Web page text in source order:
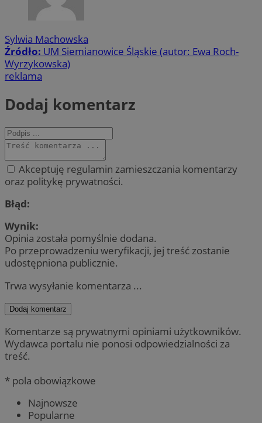
Sylwia Machowska
Źródło: UM Siemianowice Śląskie (autor: Ewa Roch-
Wyrzykowska)
reklama
Dodaj komentarz
Akceptuję regulamin zamieszczania komentarzy
oraz politykę prywatności.
Błąd:
Wynik:
Opinia została pomyślnie dodana.
Po przeprowadzeniu weryfikacji, jej treść zostanie
udostępniona publicznie.
Trwa wysyłanie komentarza ...
Dodaj komentarz
Komentarze są prywatnymi opiniami użytkowników.
Wydawca portalu nie ponosi odpowiedzialności za
treść.
* pola obowiązkowe
Najnowsze
Popularne